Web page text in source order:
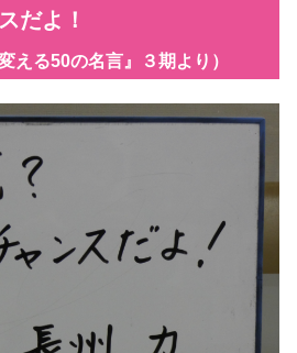
だよ！
える50の名言』３期より）